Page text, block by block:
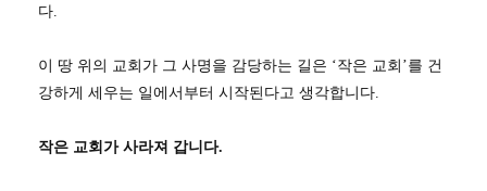
다.
이 땅 위의 교회가 그 사명을 감당하는 길은 ‘작은 교회’를 건
강하게 세우는 일에서부터 시작된다고 생각합니다.
작은 교회가 사라져 갑니다.